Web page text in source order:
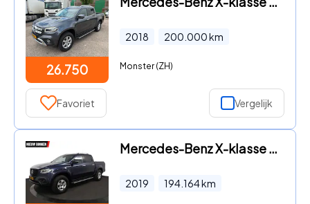
26.750
2018 200.000km
Monster (ZH)
Favoriet Vergelijk
Mercedes-Benz X-klasse - 250d 4x4 - Airco - Cruise - 360 graden cam
2019 194.164km